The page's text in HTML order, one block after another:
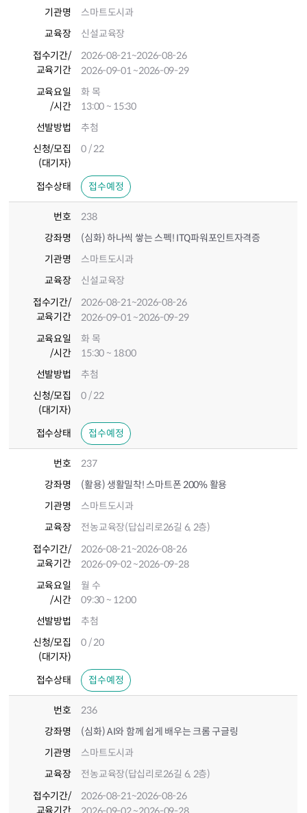
기관명
스마트도시과
교육장
신설교육장
접수기간/
교육기간
2026-08-21~2026-08-26
2026-09-01~2026-09-29
교육요일
/시간
화 목
13:00 ~ 15:30
선발방법
추첨
신청/모집
(대기자)
0 / 22
접수상태 접수예정
번호
238
강좌명
(심화) 하나씩 쌓는 스펙! ITQ파워포인트자격증
기관명
스마트도시과
교육장
신설교육장
접수기간/
교육기간
2026-08-21~2026-08-26
2026-09-01~2026-09-29
교육요일
/시간
화 목
15:30 ~ 18:00
선발방법
추첨
신청/모집
(대기자)
0 / 22
접수상태 접수예정
번호
237
강좌명
(활용) 생활밀착! 스마트폰 200% 활용
기관명
스마트도시과
교육장
전농교육장(답십리로26길 6, 2층)
접수기간/
교육기간
2026-08-21~2026-08-26
2026-09-02~2026-09-28
교육요일
/시간
월 수
09:30 ~ 12:00
선발방법
추첨
신청/모집
(대기자)
0 / 20
접수상태 접수예정
번호
236
강좌명
(심화) AI와 함께 쉽게 배우는 크롬 구글링
기관명
스마트도시과
교육장
전농교육장(답십리로26길 6, 2층)
접수기간/
교육기간
2026-08-21~2026-08-26